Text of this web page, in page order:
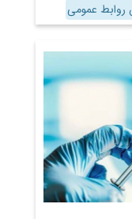
روابط عمومی